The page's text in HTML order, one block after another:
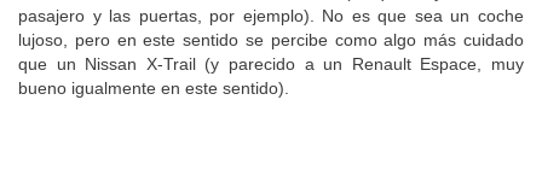
decorativas son de aluminio auténtico (la que hay frente al
pasajero y las puertas, por ejemplo). No es que sea un coche
lujoso, pero en este sentido se percibe como algo más cuidado
que un Nissan X-Trail (y parecido a un Renault Espace, muy